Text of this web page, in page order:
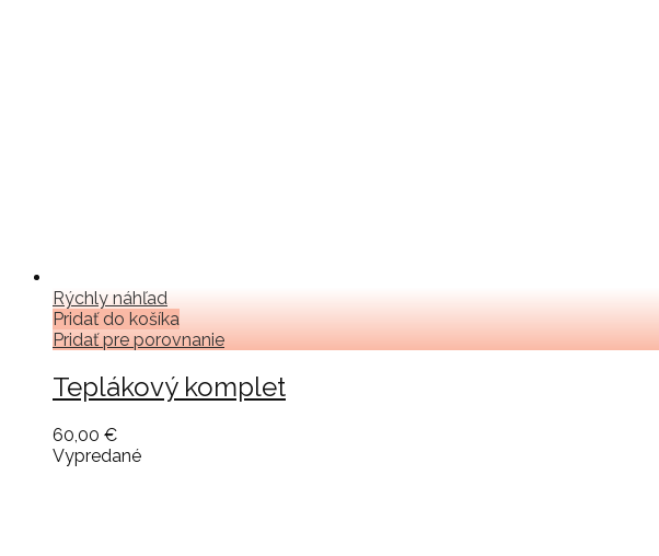
Rýchly náhľad
Pridať do košíka
Pridať pre porovnanie
Teplákový komplet
60,00 €
Vypredané